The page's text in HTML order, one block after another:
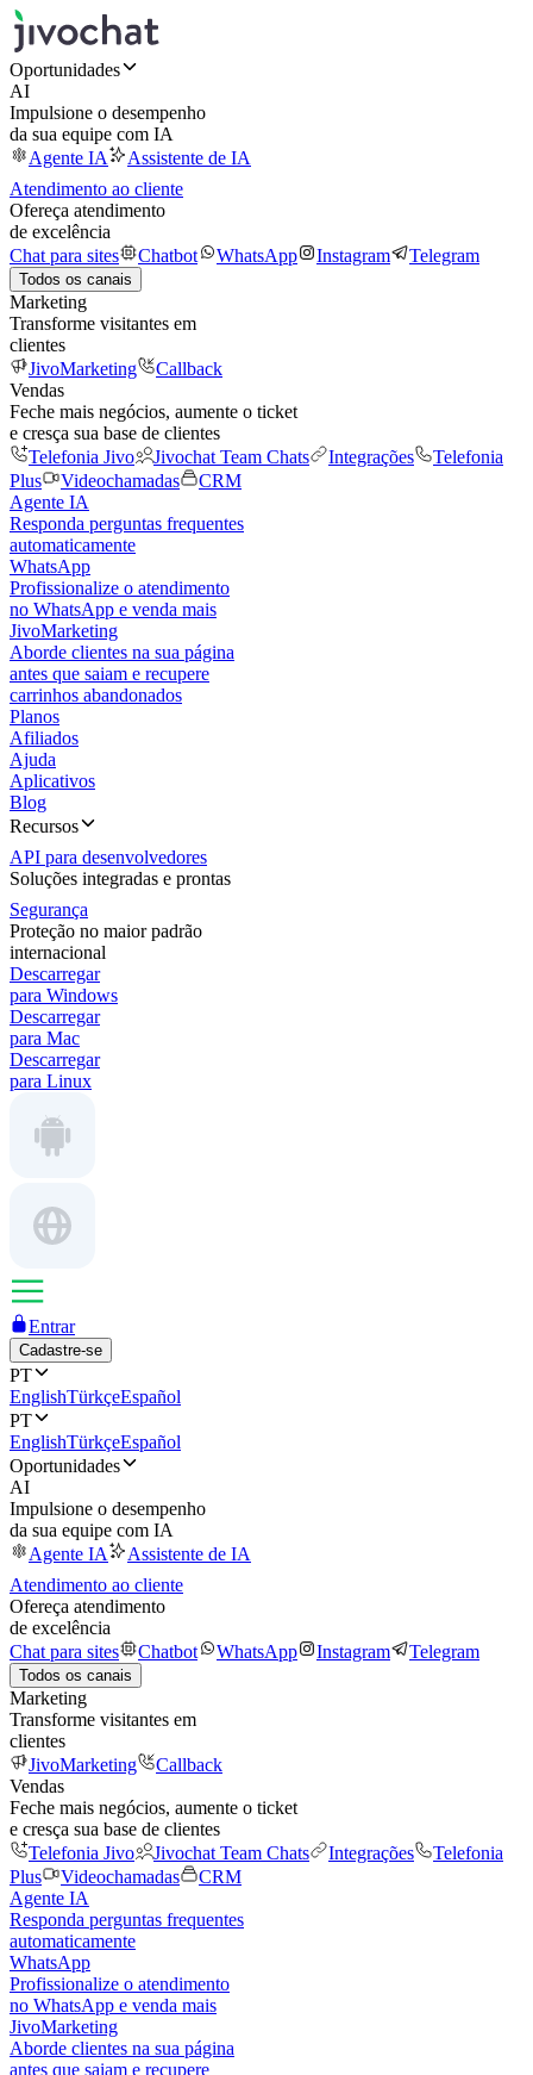
Oportunidades
AI
Impulsione o desempenho
da sua equipe com IA
Agente IA
Assistente de IA
Atendimento ao cliente
Ofereça atendimento
de excelência
Chat para sites
Chatbot WhatsApp Instagram Telegram
Todos os canais
Marketing
Transforme visitantes em
clientes
JivoMarketing
Callback
Vendas
Feche mais negócios, aumente o ticket
e cresça sua base de clientes
Telefonia Jivo
Jivochat Team Chats Integrações
Telefonia
Plus
Videochamadas
CRM
Agente IA
Responda perguntas frequentes
automaticamente
WhatsApp
Profissionalize o atendimento
no WhatsApp e venda mais
JivoMarketing
Aborde clientes na sua página
antes que saiam e recupere
carrinhos abandonados
Planos
Afiliados
Ajuda
Aplicativos
Blog
Recursos
API para desenvolvedores
Soluções integradas e prontas
Segurança
Proteção no maior padrão
internacional
Descarregar
para Windows
Descarregar
para Mac
Descarregar
para Linux
Entrar
Cadastre-se
PT
EnglishTürkçeEspañol
PT
EnglishTürkçeEspañol
Oportunidades
AI
Impulsione o desempenho
da sua equipe com IA
Agente IA
Assistente de IA
Atendimento ao cliente
Ofereça atendimento
de excelência
Chat para sites
Chatbot WhatsApp Instagram Telegram
Todos os canais
Marketing
Transforme visitantes em
clientes
JivoMarketing
Callback
Vendas
Feche mais negócios, aumente o ticket
e cresça sua base de clientes
Telefonia Jivo
Jivochat Team Chats Integrações
Telefonia
Plus
Videochamadas
CRM
Agente IA
Responda perguntas frequentes
automaticamente
WhatsApp
Profissionalize o atendimento
no WhatsApp e venda mais
JivoMarketing
Aborde clientes na sua página
antes que saiam e recupere